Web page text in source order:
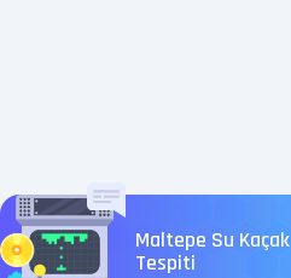
Maltepe Su Kaçak
Tespiti